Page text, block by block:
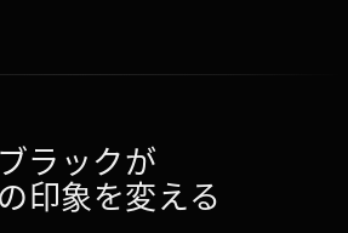
ブラックが
印象を変える